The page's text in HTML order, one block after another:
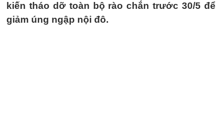
kiến tháo dỡ toàn bộ rào chắn trước 30/5 để
giảm úng ngập nội đô.